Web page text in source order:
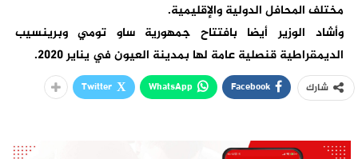
مختلف المحافل الدولية والإقليمية.
وأشاد الوزير أيضا بافتتاح جمهورية ساو تومي وبرينسيب
الديمقراطية قنصلية عامة لها بمدينة العيون في يناير 2020.
شارك Facebook
WhatsApp
Twitter